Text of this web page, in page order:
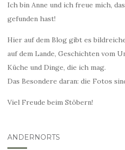
Ich bin Anne und ich freue mich,
gefunden hast!
Hier auf dem Blog gibt es
auf dem Lande, Geschichten vom
Küche und Dinge, die ich mag.
Das Besondere daran: die Fotos
Viel Freude beim Stöbern!
ANDERNORTS